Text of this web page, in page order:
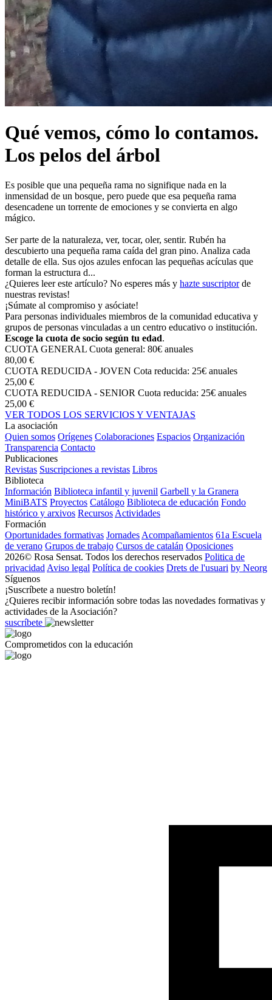
Qué vemos, cómo lo contamos.
Los pelos del árbol
Es posible que una pequeña rama no signifique nada en la
inmensidad de un bosque, pero puede que esa pequeña rama
desencadene un torrente de emociones y se convierta en algo
mágico.
Ser parte de la naturaleza, ver, tocar, oler, sentir. Rubén ha
descubierto una pequeña rama caída del gran pino. Analiza cada
detalle de ella. Sus ojos azules enfocan las pequeñas acículas que
forman la estructura d...
¿Quieres leer este artículo? No esperes más y hazte suscriptor de
nuestras revistas!
¡Súmate al compromiso y asóciate!
Para personas individuales miembros de la comunidad educativa y
grupos de personas vinculadas a un centro educativo o institución.
Escoge la cuota de socio según tu edad.
CUOTA GENERAL Cuota general: 80€ anuales
80,00 €
CUOTA REDUCIDA - JOVEN Cota reducida: 25€ anuales
25,00 €
CUOTA REDUCIDA - SENIOR Cuota reducida: 25€ anuales
25,00 €
VER TODOS LOS SERVICIOS Y VENTAJAS
La asociación
Quien somos Orígenes Colaboraciones Espacios Organización
Transparencia Contacto
Publicaciones
Revistas Suscripciones a revistas Libros
Biblioteca
Información Biblioteca infantil y juvenil Garbell y la Granera
MiniBATS Proyectos Catálogo Biblioteca de educación Fondo
histórico y arxivos Recursos Actividades
Formación
Oportunidades formativas Jornades Acompañamientos 61a Escuela
de verano Grupos de trabajo Cursos de catalán Oposiciones
2026© Rosa Sensat. Todos los derechos reservados Politica de
privacidad Aviso legal Política de cookies Drets de l'usuari by Neorg
Síguenos
¡Suscríbete a nuestro boletín!
¿Quieres recibir información sobre todas las novedades formativas y
actividades de la Asociación?
suscríbete
Comprometidos con la educación